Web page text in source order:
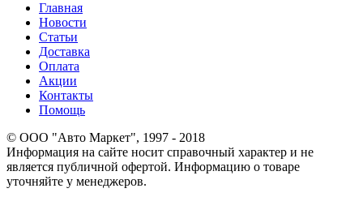
Главная
Новости
Статьи
Доставка
Оплата
Акции
Контакты
Помощь
© OOO "Авто Маркет", 1997 - 2018
Информация на сайте носит справочный характер и не
является публичной офертой. Информацию о товаре
уточняйте у менеджеров.